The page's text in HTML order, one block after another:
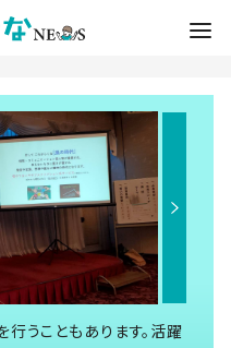
行うこともあります。活躍